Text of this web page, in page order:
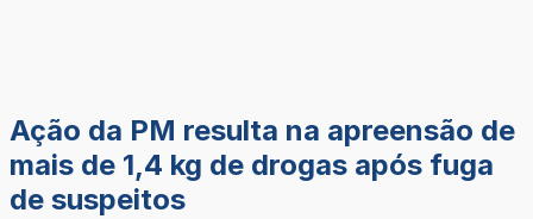
Ação da PM resulta na apreensão de
mais de 1,4 kg de drogas após fuga
de suspeitos